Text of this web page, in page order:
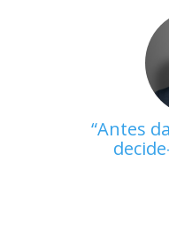
Antes